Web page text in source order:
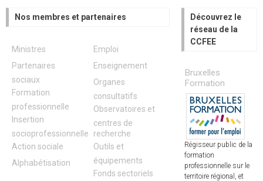
Nos membres et partenaires
Ministres
Partenaires
sociaux
Formation
professionnelle
Insertion
socioprofessionnelle
Action sociale
Alphabétisation
Emploi
Enseignement
Organes
consultatifs
Observatoires et
centres de
recherche
Outils et
équipements
Fonds sectoriels
Découvrez le
réseau de la
CCFEE
Bruxelles
Formation
Régisseur public de la
formation
professionnelle sur le
territoire régional, et